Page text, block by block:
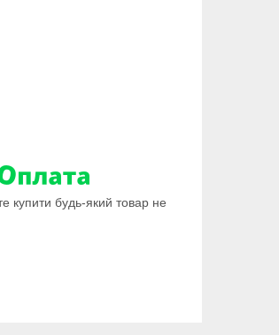
купити будь-який товар не